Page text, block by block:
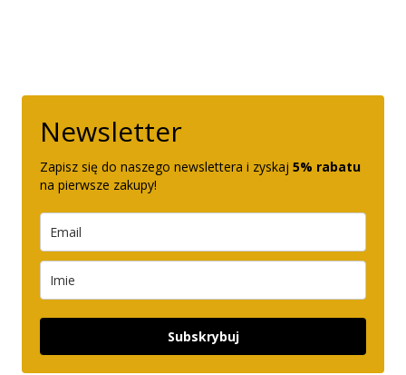
Newsletter
Zapisz się do naszego newslettera i zyskaj 5% rabatu
na pierwsze zakupy!
Subskrybuj